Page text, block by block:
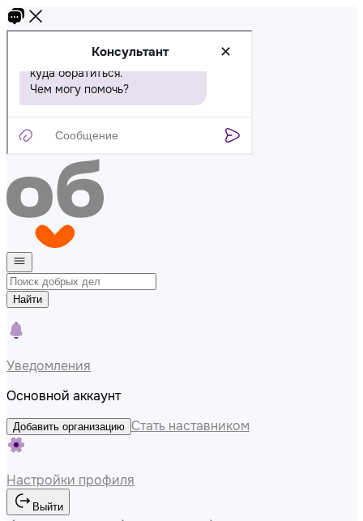
Найти
Уведомления
Основной аккаунт
Добавить организацию Стать наставником
Настройки профиля
Выйти